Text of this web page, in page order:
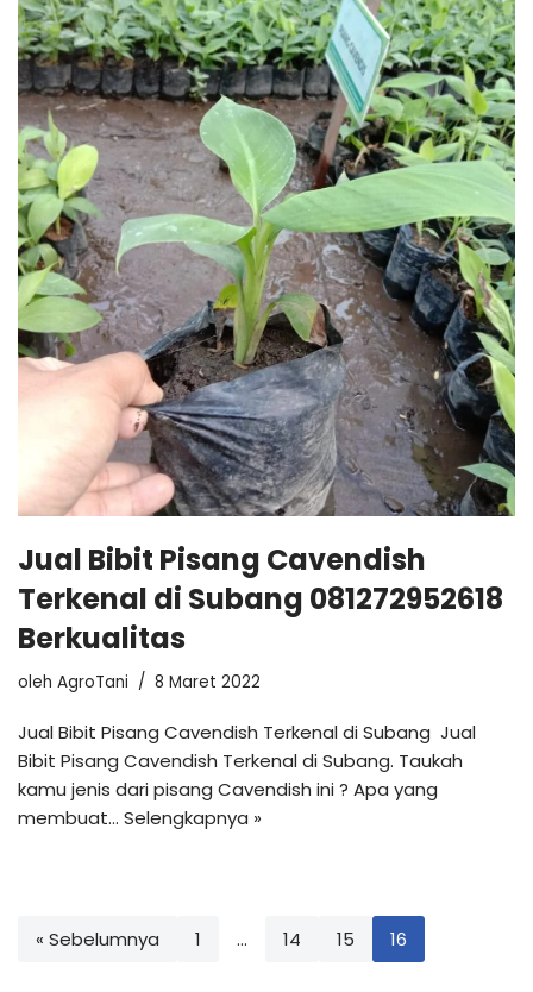
Jual Bibit Pisang Cavendish
Terkenal di Subang 081272952618
Berkualitas
oleh AgroTani 8 Maret 2022
Jual Bibit Pisang Cavendish Terkenal di Subang Jual
Bibit Pisang Cavendish Terkenal di Subang. Taukah
kamu jenis dari pisang Cavendish ini ? Apa yang
membuat… Selengkapnya »
« Sebelumnya 1 … 14 15 16